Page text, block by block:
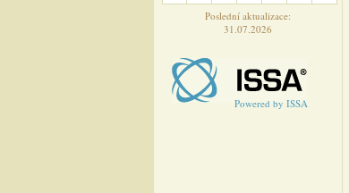
Poslední aktualizace:
31.07.2026
Powered by ISSA